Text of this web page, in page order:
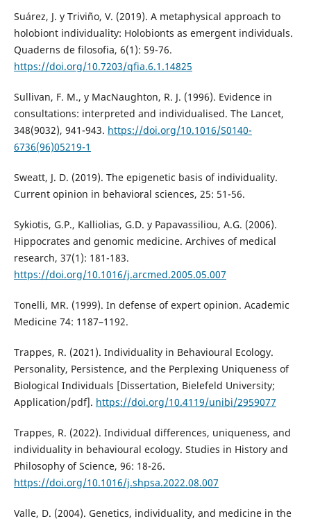
Suárez, J. y Triviño, V. (2019). A metaphysical approach to
holobiont individuality: Holobionts as emergent individuals.
Quaderns de filosofia, 6(1): 59-76.
https://doi.org/10.7203/qfia.6.1.14825
Sullivan, F. M., y MacNaughton, R. J. (1996). Evidence in
consultations: interpreted and individualised. The Lancet,
348(9032), 941-943. https://doi.org/10.1016/S0140-
6736(96)05219-1
Sweatt, J. D. (2019). The epigenetic basis of individuality.
Current opinion in behavioral sciences, 25: 51-56.
Sykiotis, G.P., Kalliolias, G.D. y Papavassiliou, A.G. (2006).
Hippocrates and genomic medicine. Archives of medical
research, 37(1): 181-183.
https://doi.org/10.1016/j.arcmed.2005.05.007
Tonelli, MR. (1999). In defense of expert opinion. Academic
Medicine 74: 1187–1192.
Trappes, R. (2021). Individuality in Behavioural Ecology.
Personality, Persistence, and the Perplexing Uniqueness of
Biological Individuals [Dissertation, Bielefeld University;
Application/pdf]. https://doi.org/10.4119/unibi/2959077
Trappes, R. (2022). Individual differences, uniqueness, and
individuality in behavioural ecology. Studies in History and
Philosophy of Science, 96: 18-26.
https://doi.org/10.1016/j.shpsa.2022.08.007
Valle, D. (2004). Genetics, individuality, and medicine in the